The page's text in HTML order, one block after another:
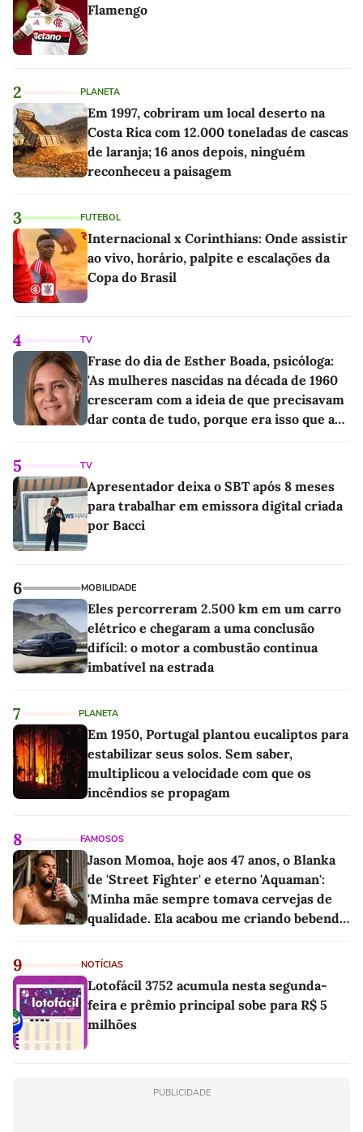
Flamengo
2 PLANETA
Em 1997, cobriram um local deserto na
Costa Rica com 12.000 toneladas de cascas
de laranja; 16 anos depois, ninguém
reconheceu a paisagem
3 FUTEBOL
Internacional x Corinthians: Onde assistir
ao vivo, horário, palpite e escalações da
Copa do Brasil
4 TV
Frase do dia de Esther Boada, psicóloga:
'As mulheres nascidas na década de 1960
cresceram com a ideia de que precisavam
dar conta de tudo, porque era isso que a
5 TV
Apresentador deixa o SBT após 8 meses
para trabalhar em emissora digital criada
por Bacci
6 MOBILIDADE
Eles percorreram 2.500 km em um carro
elétrico e chegaram a uma conclusão
difícil: o motor a combustão continua
imbatível na estrada
7 PLANETA
Em 1950, Portugal plantou eucaliptos para
estabilizar seus solos. Sem saber,
multiplicou a velocidade com que os
incêndios se propagam
8 FAMOSOS
Jason Momoa, hoje aos 47 anos, o Blanka
de 'Street Fighter' e eterno 'Aquaman':
'Minha mãe sempre tomava cervejas de
qualidade. Ela acabou me criando bebendo
9 NOTÍCIAS
Lotofácil 3752 acumula nesta segunda-
feira e prêmio principal sobe para R$ 5
milhões
PUBLICIDADE